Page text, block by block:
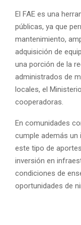
El FAE es una
públicas, ya que
mantenimiento,
adquisición de
una porción de la
administrados de
locales, el
cooperadoras.
En comunidades
cumple además
este tipo de
inversión en
condiciones de
oportunidades de